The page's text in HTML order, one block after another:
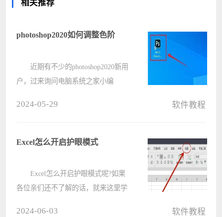
相关推荐
photoshop2020如何调整色阶
近期有不少的photoshop2020新用
户，过来询问电脑系统之家小编
吧。 在桌面双击打开
2024-05-29 软件教程
Excel怎么开启护眼模式
Excel怎么开启护眼模式呢?如果
各位亲们还不了解的话，就来这里学
2024-06-03 软件教程